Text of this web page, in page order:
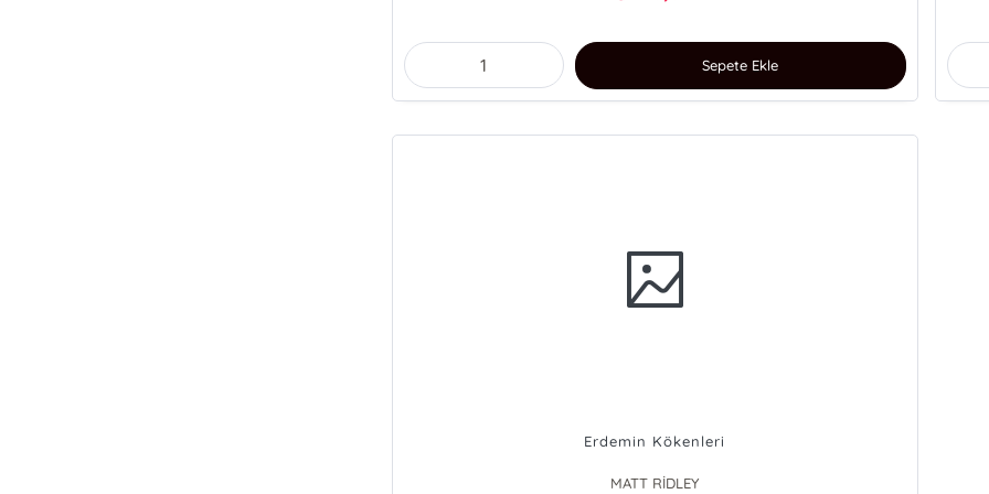
Sepete Ekle
Erdemin Kökenleri
MATT RİDLEY